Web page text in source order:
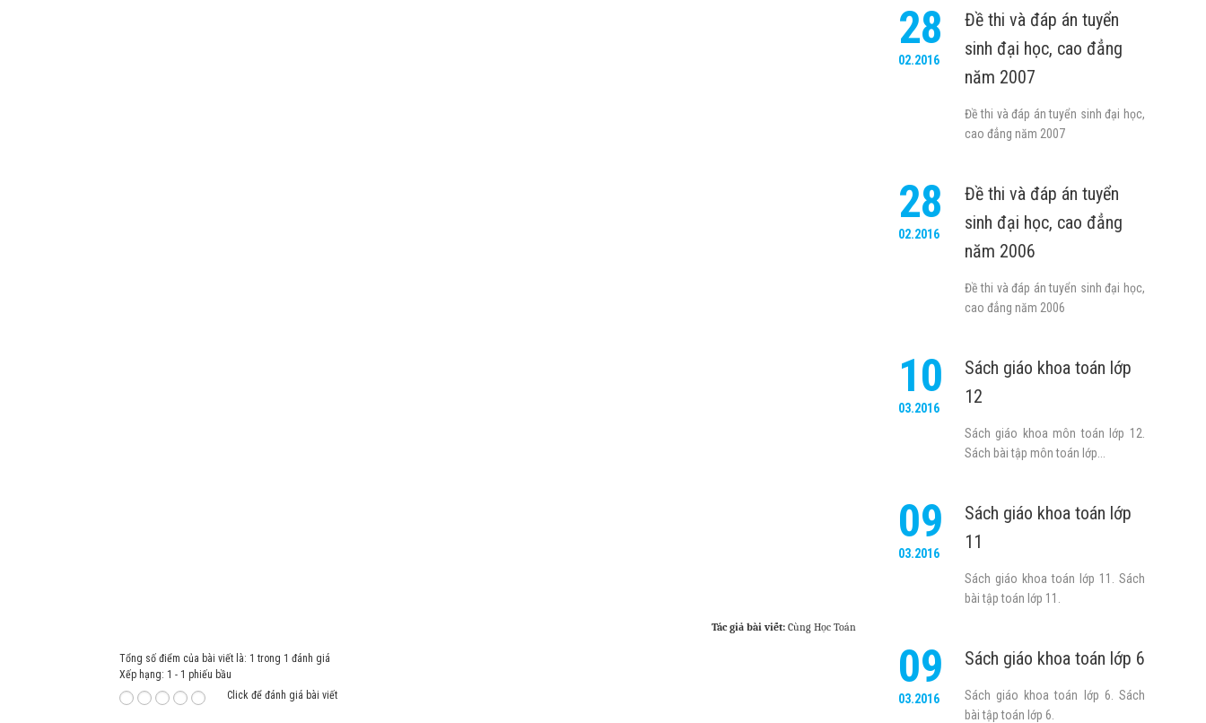
Tác giả bài viết: Cùng Học Toán
Tổng số điểm của bài viết là: 1 trong 1 đánh giá
Xếp hạng: 1 - 1 phiếu bầu
Click để đánh giá bài viết
28
02.2016
Đề thi và đáp án tuyển
sinh đại học, cao đẳng
năm 2007
Đề thi và đáp án tuyển sinh đại học,
cao đẳng năm 2007
28
02.2016
Đề thi và đáp án tuyển
sinh đại học, cao đẳng
năm 2006
Đề thi và đáp án tuyển sinh đại học,
cao đẳng năm 2006
10
03.2016
Sách giáo khoa toán lớp
12
Sách giáo khoa môn toán lớp 12.
Sách bài tập môn toán lớp...
09
03.2016
Sách giáo khoa toán lớp
11
Sách giáo khoa toán lớp 11. Sách
bài tập toán lớp 11.
09
03.2016
Sách giáo khoa toán lớp 6
Sách giáo khoa toán lớp 6. Sách
bài tập toán lớp 6.